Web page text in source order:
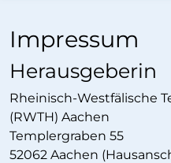
Impressum
Herausgeberin
Rheinisch-Westfälische
(RWTH) Aachen
Templergraben 55
52062 Aachen